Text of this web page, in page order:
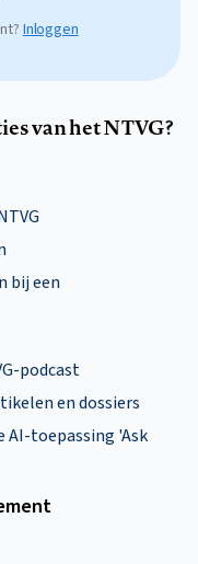
Inloggen
van het NTVG?
bij een
podcast
en dossiers
AI-toepassing 'Ask